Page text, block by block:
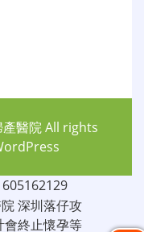
醫院All rights
深圳落仔攻
會終止懷孕等